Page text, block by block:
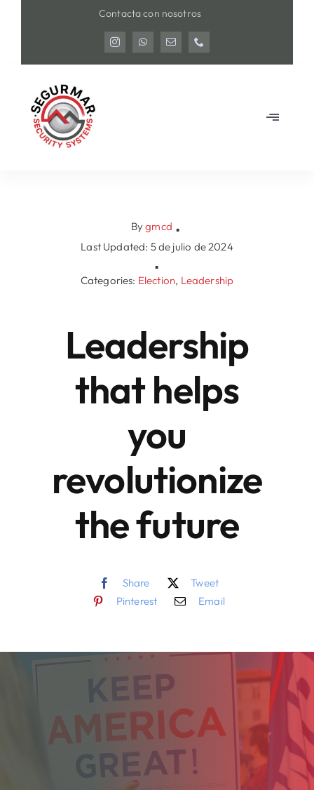
Contacta con nosotros
Toggle
Bygmcd ▪
Last Updated: 5 de julio de 2024
▪
Categories: Election, Leadership
Leadership
that helps
you
revolutionize
the future
Share
Tweet
Pinterest
Email